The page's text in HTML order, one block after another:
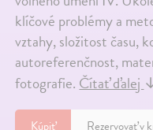
klíčové problémy a
vztahy, složitost času,
autoreferenčnost,
fotografie.Čítať ďalej
Kúpiť Rezervovať v